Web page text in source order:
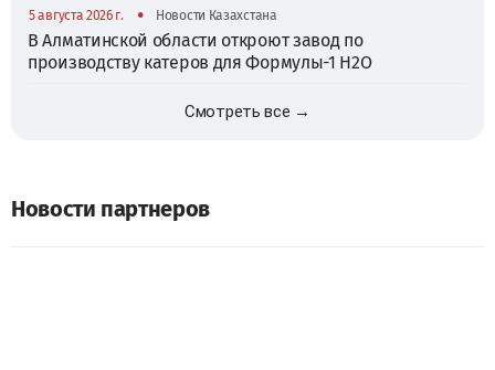
5 августа 2026 г. • Новости Казахстана
В Алматинской области откроют завод по
производству катеров для Формулы-1 H2O
Смотреть все →
Новости партнеров